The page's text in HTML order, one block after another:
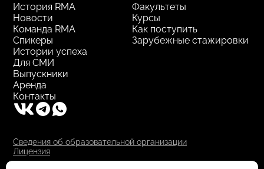
Факультеты
Курсы
Как поступить
Зарубежные стажировки
История RMA
Новости
Команда RMA
Спикеры
Истории успеха
Для СМИ
Выпускники
Аренда
Контакты
Сведения об образовательной организации
Лицензия